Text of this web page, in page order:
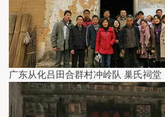
广东从化吕田合群村冲岭队 巢氏祠堂